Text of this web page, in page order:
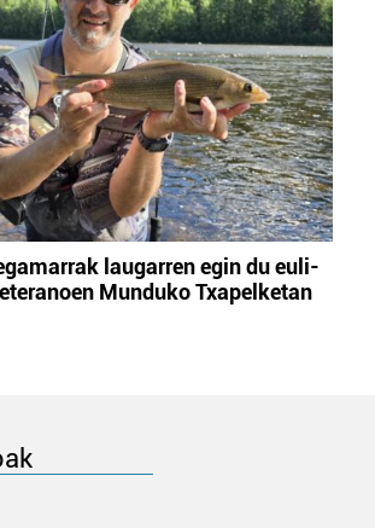
laugarren egin du euli-
Munduko Txapelketan